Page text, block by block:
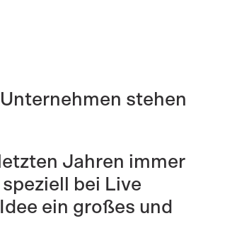
stehen
Jahren immer
bei Live
ein großes und